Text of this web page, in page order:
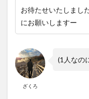
お待たせいたしまし
にお願いしますー
ざくろ
(1人なの